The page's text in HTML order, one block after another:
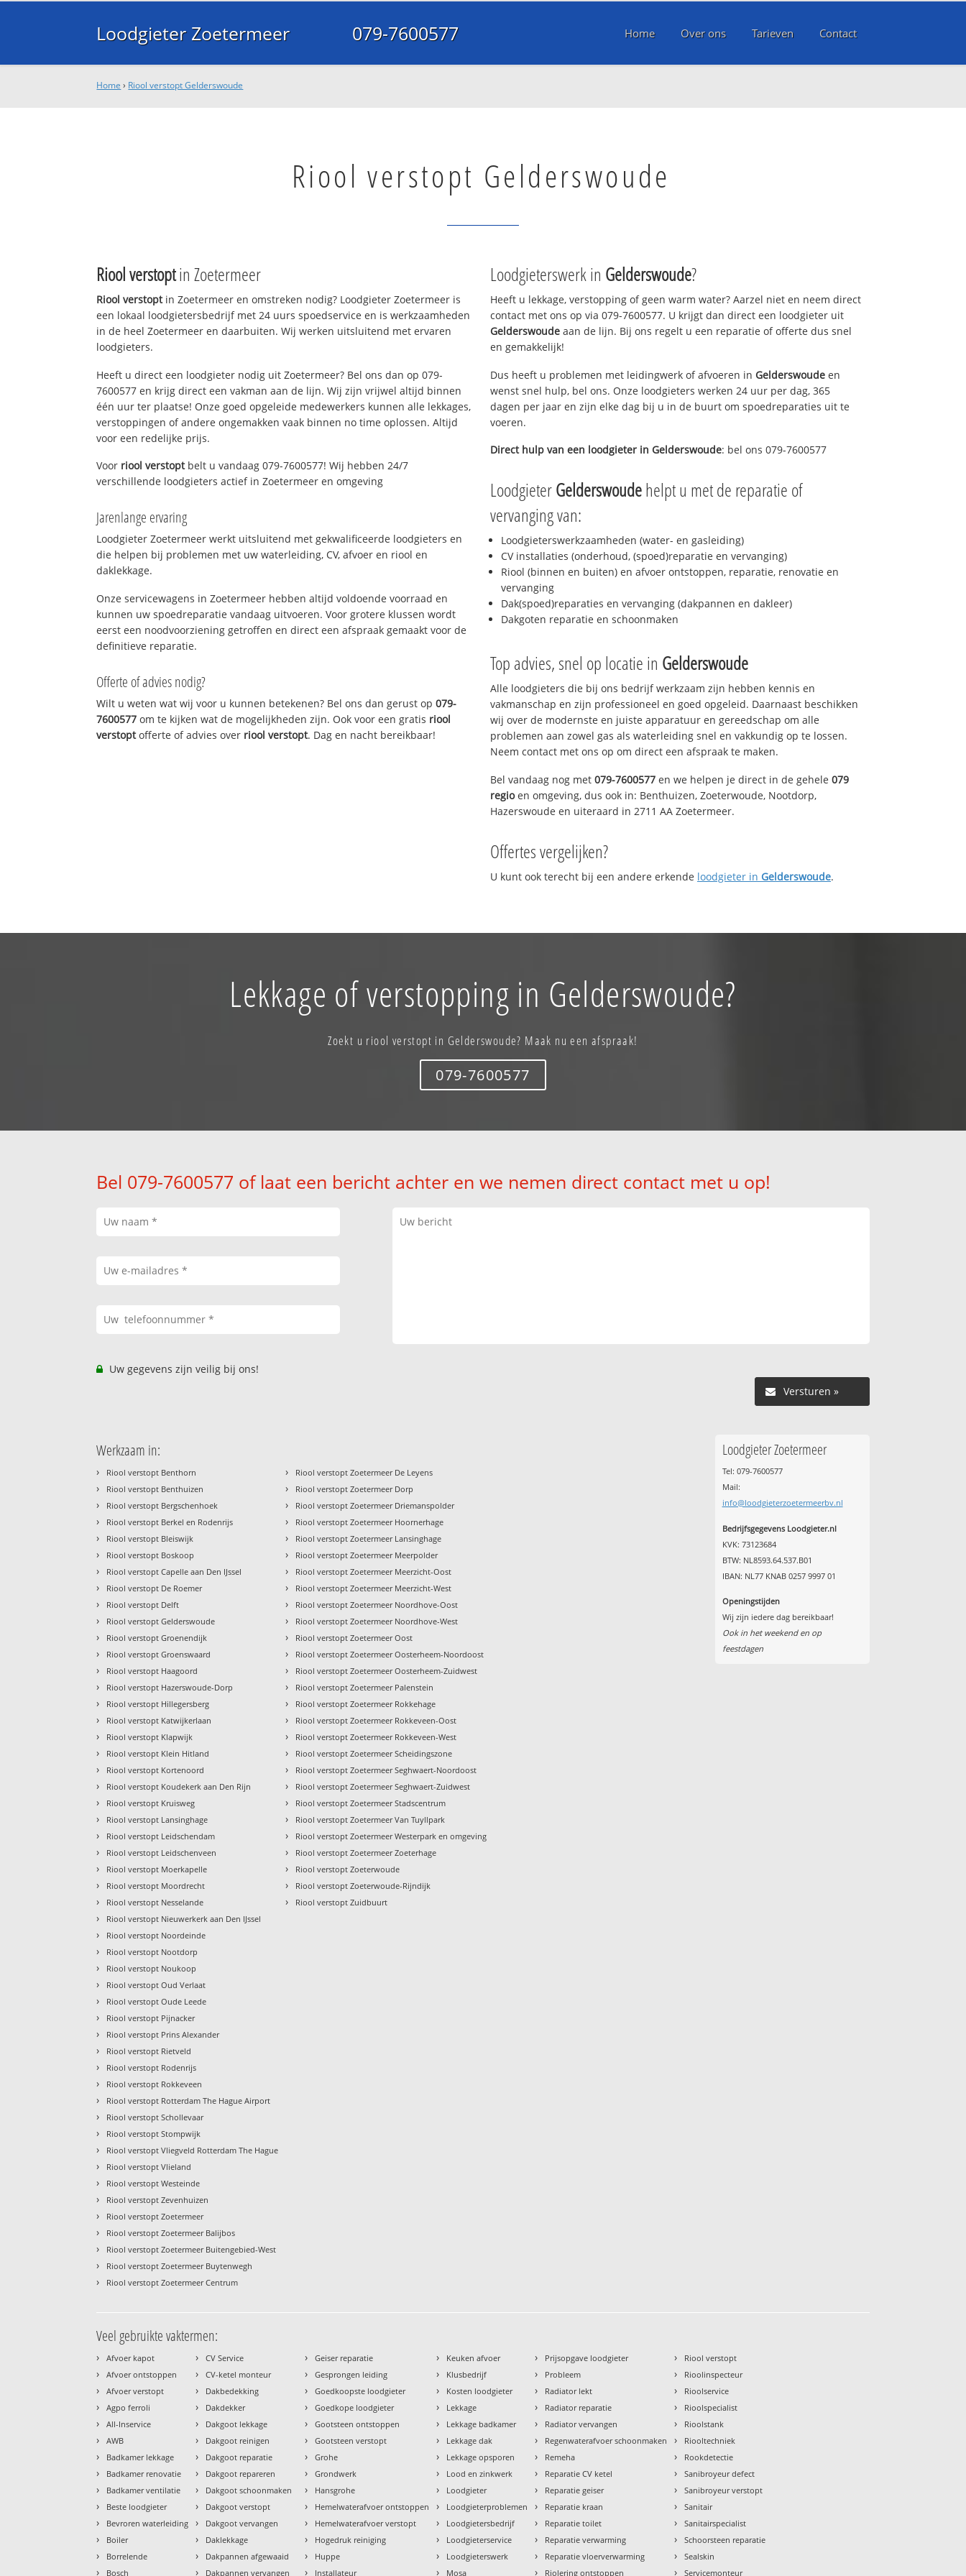
Loodgieter Zoetermeer 079-7600577 Home Over ons Tarieven Contact
Home › Riool verstopt Gelderswoude
Riool verstopt Gelderswoude
Riool verstoptin Zoetermeer
Riool verstoptin Zoetermeer en omstreken nodig? Loodgieter Zoetermeer is
een lokaal loodgietersbedrijf met 24 uurs spoedservice en is werkzaamheden
in de heel Zoetermeer en daarbuiten. Wij werken uitsluitend met ervaren
loodgieters.
Heeft u direct een loodgieter nodig uit Zoetermeer? Bel ons dan op 079-
7600577 en krijg direct een vakman aan de lijn. Wij zijn vrijwel altijd binnen
één uur ter plaatse! Onze goed opgeleide medewerkers kunnen alle lekkages,
verstoppingen of andere ongemakken vaak binnen no time oplossen. Altijd
voor een redelijke prijs.
Voor riool verstoptbelt u vandaag 079-7600577! Wij hebben 24/7
verschillende loodgieters actief in Zoetermeer en omgeving
Jarenlange ervaring
Loodgieter Zoetermeer werkt uitsluitend met gekwalificeerde loodgieters en
die helpen bij problemen met uw waterleiding, CV, afvoer en riool en
daklekkage.
Onze servicewagens in Zoetermeer hebben altijd voldoende voorraad en
kunnen uw spoedreparatie vandaag uitvoeren. Voor grotere klussen wordt
eerst een noodvoorziening getroffen en direct een afspraak gemaakt voor de
definitieve reparatie.
Offerte of advies nodig?
Wilt u weten wat wij voor u kunnen betekenen? Bel ons dan gerust op079-
7600577 om te kijken wat de mogelijkheden zijn. Ook voor een gratis riool
verstoptofferte of advies over riool verstopt. Dag en nacht bereikbaar!
Loodgieterswerk in Gelderswoude?
Heeft u lekkage, verstopping of geen warm water? Aarzel niet en neem direct
contact met ons op via 079-7600577. U krijgt dan direct een loodgieter uit
Gelderswoude aan de lijn. Bij ons regelt u een reparatie of offerte dus snel
en gemakkelijk!
Dus heeft u problemen met leidingwerk of afvoeren in Gelderswoude en
wenst snel hulp, bel ons. Onze loodgieters werken 24 uur per dag, 365
dagen per jaar en zijn elke dag bij u in de buurt om spoedreparaties uit te
voeren.
Direct hulp van een loodgieter in Gelderswoude: bel ons 079-7600577
LoodgieterGelderswoudehelpt u met de reparatie of
vervanging van:
Loodgieterswerkzaamheden (water- en gasleiding)
CV installaties (onderhoud, (spoed)reparatie en vervanging)
Riool (binnen en buiten) en afvoer ontstoppen, reparatie, renovatie en
vervanging
Dak(spoed)reparaties en vervanging (dakpannen en dakleer)
Dakgoten reparatie en schoonmaken
Top advies, snel op locatie in Gelderswoude
Alle loodgieters die bij ons bedrijf werkzaam zijn hebben kennis en
vakmanschap en zijn professioneel en goed opgeleid. Daarnaast beschikken
wij over de modernste en juiste apparatuur en gereedschap om alle
problemen aan zowel gas als waterleiding snel en vakkundig op te lossen.
Neem contact met ons op om direct een afspraak te maken.
Bel vandaag nog met 079-7600577 en we helpen je direct in de gehele 079
regioen omgeving, dus ook in: Benthuizen, Zoeterwoude, Nootdorp,
Hazerswoude en uiteraard in 2711 AA Zoetermeer.
Offertes vergelijken?
U kunt ook terecht bij een andere erkende loodgieter in Gelderswoude.
Lekkage of verstopping in Gelderswoude?
Zoekt u riool verstopt in Gelderswoude? Maak nu een afspraak!
079-7600577
Bel 079-7600577 of laat een bericht achter en we nemen direct contact met u op!
Uw gegevens zijn veilig bij ons!
Versturen »
Werkzaam in:
› Riool verstopt Benthorn
› Riool verstopt Benthuizen
› Riool verstopt Bergschenhoek
› Riool verstopt Berkel en Rodenrijs
› Riool verstopt Bleiswijk
› Riool verstopt Boskoop
› Riool verstopt Capelle aan Den IJssel
› Riool verstopt De Roemer
› Riool verstopt Delft
› Riool verstopt Gelderswoude
› Riool verstopt Groenendijk
› Riool verstopt Groenswaard
› Riool verstopt Haagoord
› Riool verstopt Hazerswoude-Dorp
› Riool verstopt Hillegersberg
› Riool verstopt Katwijkerlaan
› Riool verstopt Klapwijk
› Riool verstopt Klein Hitland
› Riool verstopt Kortenoord
› Riool verstopt Koudekerk aan Den Rijn
› Riool verstopt Kruisweg
› Riool verstopt Lansinghage
› Riool verstopt Leidschendam
› Riool verstopt Leidschenveen
› Riool verstopt Moerkapelle
› Riool verstopt Moordrecht
› Riool verstopt Nesselande
› Riool verstopt Nieuwerkerk aan Den IJssel
› Riool verstopt Noordeinde
› Riool verstopt Nootdorp
› Riool verstopt Noukoop
› Riool verstopt Oud Verlaat
› Riool verstopt Oude Leede
› Riool verstopt Pijnacker
› Riool verstopt Prins Alexander
› Riool verstopt Rietveld
› Riool verstopt Rodenrijs
› Riool verstopt Rokkeveen
› Riool verstopt Rotterdam The Hague Airport
› Riool verstopt Schollevaar
› Riool verstopt Stompwijk
› Riool verstopt Vliegveld Rotterdam The Hague
› Riool verstopt Vlieland
› Riool verstopt Westeinde
› Riool verstopt Zevenhuizen
› Riool verstopt Zoetermeer
› Riool verstopt Zoetermeer Balijbos
› Riool verstopt Zoetermeer Buitengebied-West
› Riool verstopt Zoetermeer Buytenwegh
› Riool verstopt Zoetermeer Centrum
› Riool verstopt Zoetermeer De Leyens
› Riool verstopt Zoetermeer Dorp
› Riool verstopt Zoetermeer Driemanspolder
› Riool verstopt Zoetermeer Hoornerhage
› Riool verstopt Zoetermeer Lansinghage
› Riool verstopt Zoetermeer Meerpolder
› Riool verstopt Zoetermeer Meerzicht-Oost
› Riool verstopt Zoetermeer Meerzicht-West
› Riool verstopt Zoetermeer Noordhove-Oost
› Riool verstopt Zoetermeer Noordhove-West
› Riool verstopt Zoetermeer Oost
› Riool verstopt Zoetermeer Oosterheem-Noordoost
› Riool verstopt Zoetermeer Oosterheem-Zuidwest
› Riool verstopt Zoetermeer Palenstein
› Riool verstopt Zoetermeer Rokkehage
› Riool verstopt Zoetermeer Rokkeveen-Oost
› Riool verstopt Zoetermeer Rokkeveen-West
› Riool verstopt Zoetermeer Scheidingszone
› Riool verstopt Zoetermeer Seghwaert-Noordoost
› Riool verstopt Zoetermeer Seghwaert-Zuidwest
› Riool verstopt Zoetermeer Stadscentrum
› Riool verstopt Zoetermeer Van Tuyllpark
› Riool verstopt Zoetermeer Westerpark en omgeving
› Riool verstopt Zoetermeer Zoeterhage
› Riool verstopt Zoeterwoude
› Riool verstopt Zoeterwoude-Rijndijk
› Riool verstopt Zuidbuurt
Loodgieter Zoetermeer
Tel: 079-7600577
Mail:
info@loodgieterzoetermeerbv.nl
Bedrijfsgegevens Loodgieter.nl
KVK: 73123684
BTW: NL8593.64.537.B01
IBAN: NL77 KNAB 0257 9997 01
Openingstijden
Wij zijn iedere dag bereikbaar!
Ook in het weekend en op
feestdagen
Veel gebruikte vaktermen:
› Afvoer kapot
› Afvoer ontstoppen
› Afvoer verstopt
› Agpo ferroli
› All-Inservice
› AWB
› Badkamer lekkage
› Badkamer renovatie
› Badkamer ventilatie
› Beste loodgieter
› Bevroren waterleiding
› Boiler
› Borrelende
› Bosch
› CV Service
› CV-ketel monteur
› Dakbedekking
› Dakdekker
› Dakgoot lekkage
› Dakgoot reinigen
› Dakgoot reparatie
› Dakgoot repareren
› Dakgoot schoonmaken
› Dakgoot verstopt
› Dakgoot vervangen
› Daklekkage
› Dakpannen afgewaaid
› Dakpannen vervangen
› Geiser reparatie
› Gesprongen leiding
› Goedkoopste loodgieter
› Goedkope loodgieter
› Gootsteen ontstoppen
› Gootsteen verstopt
› Grohe
› Grondwerk
› Hansgrohe
› Hemelwaterafvoer ontstoppen
› Hemelwaterafvoer verstopt
› Hogedruk reiniging
› Huppe
› Installateur
› Keuken afvoer
› Klusbedrijf
› Kosten loodgieter
› Lekkage
› Lekkage badkamer
› Lekkage dak
› Lekkage opsporen
› Lood en zinkwerk
› Loodgieter
› Loodgieterproblemen
› Loodgietersbedrijf
› Loodgieterservice
› Loodgieterswerk
› Mosa
› Prijsopgave loodgieter
› Probleem
› Radiator lekt
› Radiator reparatie
› Radiator vervangen
› Regenwaterafvoer schoonmaken
› Remeha
› Reparatie CV ketel
› Reparatie geiser
› Reparatie kraan
› Reparatie toilet
› Reparatie verwarming
› Reparatie vloerverwarming
› Riolering ontstoppen
› Riool verstopt
› Rioolinspecteur
› Rioolservice
› Rioolspecialist
› Rioolstank
› Riooltechniek
› Rookdetectie
› Sanibroyeur defect
› Sanibroyeur verstopt
› Sanitair
› Sanitairspecialist
› Schoorsteen reparatie
› Sealskin
› Servicemonteur